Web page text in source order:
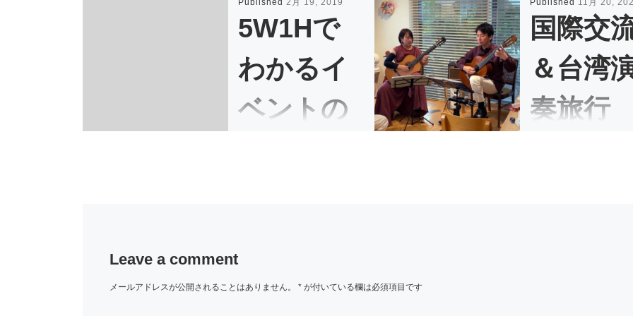
Published2月 19, 2019
5W1Hで
わかるイ
ベントの
Published 11月 20,
国際交
＆台湾
奏旅行
Leave a comment
メールアドレスが公開されることはありません。 *が付いている欄は必須項目です